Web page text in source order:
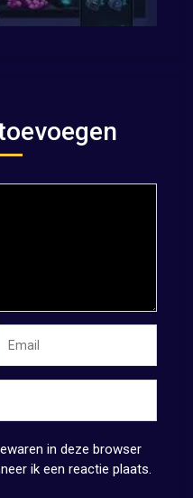
in deze browser
ik een reactie plaats.